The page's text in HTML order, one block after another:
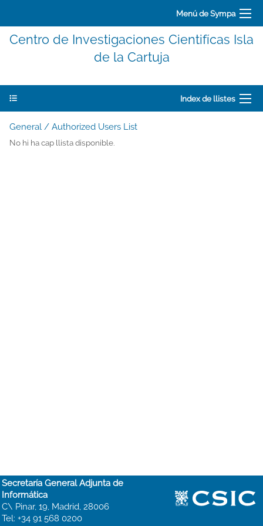
Menú de Sympa
Centro de Investigaciones Cientifícas Isla
de la Cartuja
Index de llistes
General / Authorized Users List
No hi ha cap llista disponible.
Secretaría General Adjunta de
Informática
C\ Pinar, 19, Madrid, 28006
Tel: +34 91 568 0200